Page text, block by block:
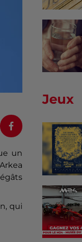
un
qui
Jeux